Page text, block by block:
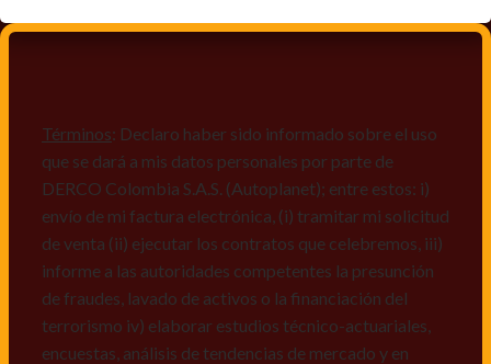
Términos: Declaro haber sido informado sobre el uso
que se dará a mis datos personales por parte de
DERCO Colombia S.A.S. (Autoplanet); entre estos: i)
envío de mi factura electrónica, (i) tramitar mi solicitud
de venta (ii) ejecutar los contratos que celebremos, iii)
informe a las autoridades competentes la presunción
de fraudes, lavado de activos o la financiación del
terrorismo iv) elaborar estudios técnico-actuariales,
encuestas, análisis de tendencias de mercado y en